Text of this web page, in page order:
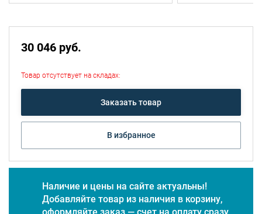
30 046 руб.
Товар отсутствует на складах:
Заказать товар
В избранное
Наличие и цены на сайте актуальны!
Добавляйте товар из наличия в корзину,